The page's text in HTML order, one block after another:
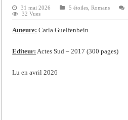
31 mai 2026 5 étoiles ,Romans
32 Vues
Auteure: Carla Guelfenbein
Editeur: Actes Sud – 2017 (300 pages)
Lu en avril 2026